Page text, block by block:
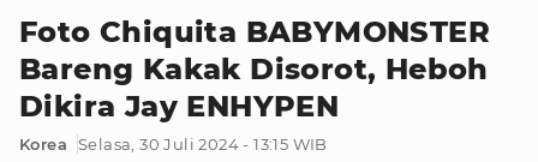
Foto Chiquita BABYMONSTER
Bareng Kakak Disorot, Heboh
Dikira Jay ENHYPEN
Korea
Selasa, 30 Juli 2024 - 13:15 WIB